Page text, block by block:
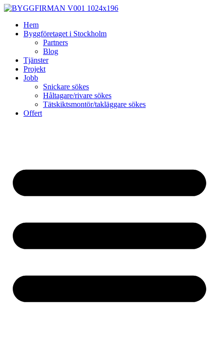
Skip
contentHem
Byggföretaget i Stockholm
Partners
Blog
Tjänster
Projekt
Jobb
Snickare sökes
Håltagare/rivare sökes
Tätskiktsmontör/takläggare sökes
Offert